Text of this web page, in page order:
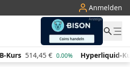
Anmelden
514,45 € 0.00% Hyperliquid-Kurs